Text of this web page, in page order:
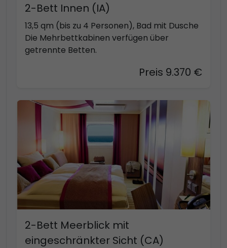
2-Bett Innen (IA)
13,5 qm (bis zu 4 Personen), Bad mit Dusche
Die Mehrbettkabinen verfügen über
getrennte Betten.
Preis 9.370 €
2-Bett Meerblick mit
eingeschränkter Sicht (CA)